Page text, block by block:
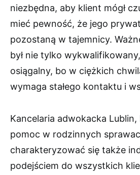
niezbędna, aby klient mógł
mieć pewność, że jego
pozostaną w tajemnicy.
był nie tylko
osiągalny, bo w ciężkich
wymaga stałego kontaktu i
Kancelaria adwokacka
pomoc w rodzinnych
charakteryzować się także
podejściem do wszystkich